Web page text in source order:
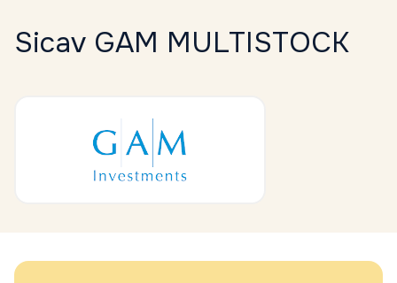
Sicav GAM MULTISTOCK